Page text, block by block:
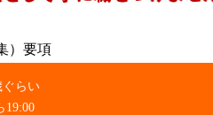
）要項
ぐらい
19:00